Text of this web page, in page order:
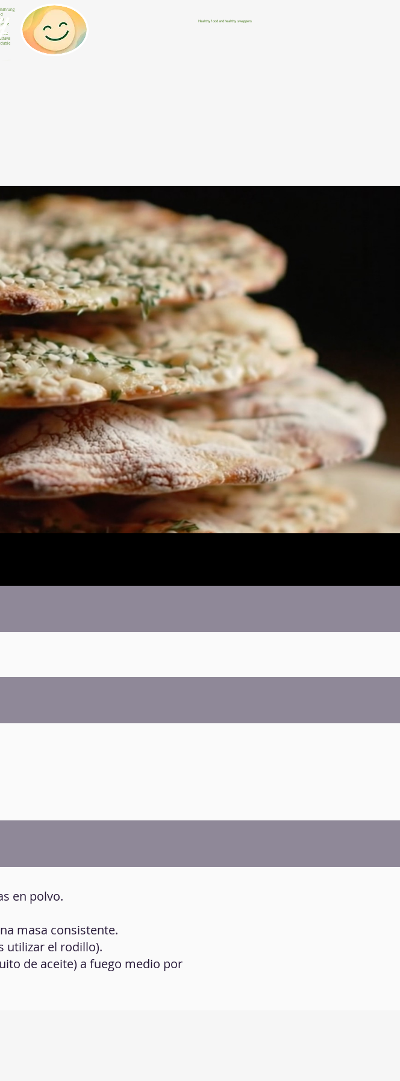
Healthy food and healthy swappers
en polvo.
masa consistente.
utilizar el rodillo).
de aceite) a fuego medio por